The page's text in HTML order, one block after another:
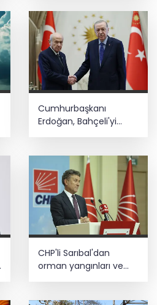
10 şarkının tamamı
girdi
Cumhurbaşkanı
Erdoğan, Bahçeli'yi
CHP'li Sarıbal'dan
orman yangınları ve
tarım politikalarına